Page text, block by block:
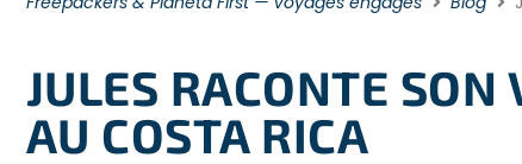
JULES RACONTE
AU COSTA RICA